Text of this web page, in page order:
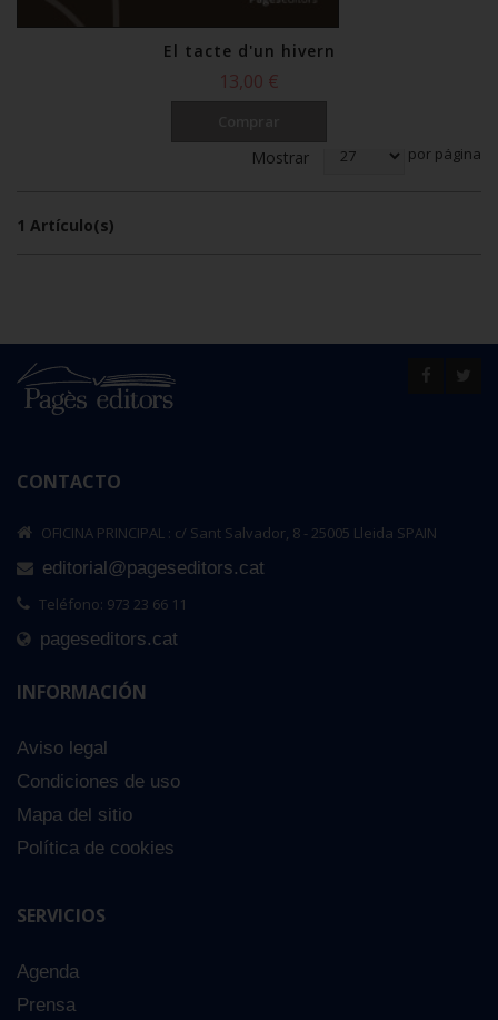
El tacte d'un hivern
13,00 €
Mostrar
por página
1 Artículo(s)
CONTACTO
OFICINA PRINCIPAL : c/ Sant Salvador, 8 - 25005 Lleida SPAIN
editorial@pageseditors.cat
Teléfono: 973 23 66 11
pageseditors.cat
INFORMACIÓN
Aviso legal
Condiciones de uso
Mapa del sitio
Política de cookies
SERVICIOS
Agenda
Prensa